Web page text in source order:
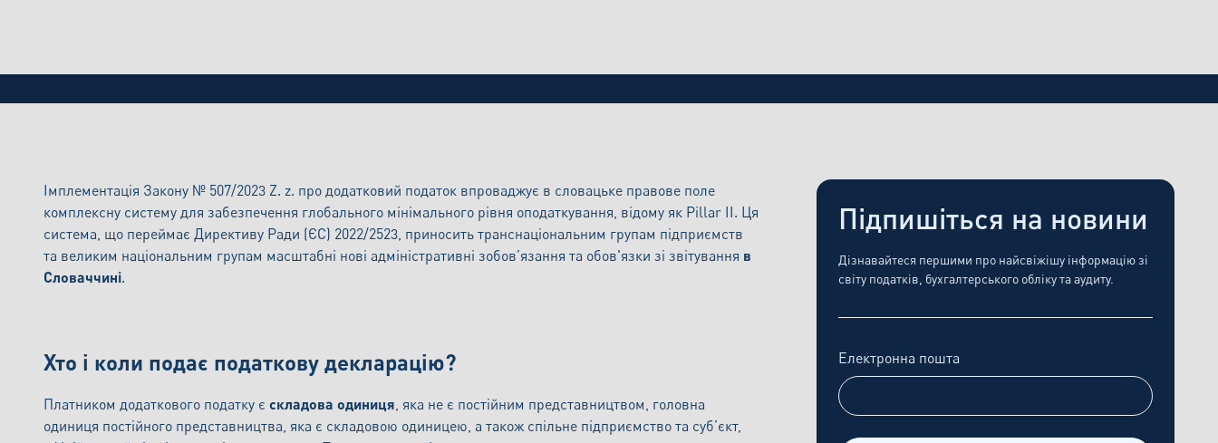
Імплементація Закону № 507/2023 Z. z. про додатковий податок впроваджує в словацьке правове поле
комплексну систему для забезпечення глобального мінімального рівня оподаткування, відому як Pillar II. Ця
система, що переймає Директиву Ради (ЄС) 2022/2523, приносить транснаціональним групам підприємств
та великим національним групам масштабні нові адміністративні зобов’язання та обов'язки зі звітування в
Словаччині.
Хто і коли подає податкову декларацію?
Платником додаткового податку є складова одиниця, яка не є постійним представництвом, головна
одиниця постійного представництва, яка є складовою одиницею, а також спільне підприємство та суб’єкт,
Підпишіться на новини
Дізнавайтеся першими про найсвіжішу інформацію зі
світу податків, бухгалтерського обліку та аудиту.
Електронна пошта